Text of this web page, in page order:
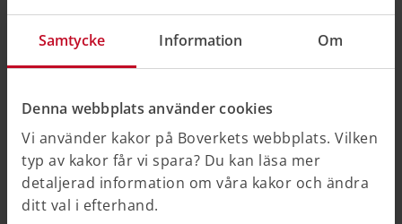
Samtycke Information Om
Denna webbplats använder cookies
Vi använder kakor på Boverkets webbplats. Vilken
typ av kakor får vi spara? Du kan läsa mer
detaljerad information om våra kakor och ändra
ditt val i efterhand.
Energideklarationen – ett bra underlag för
din energieffektivisering
Om det finns en energideklaration för huset kan den
vara ett bra underlag när du planerar åtgärder för att
sänka energiförbrukningen. Den visar hur mycket